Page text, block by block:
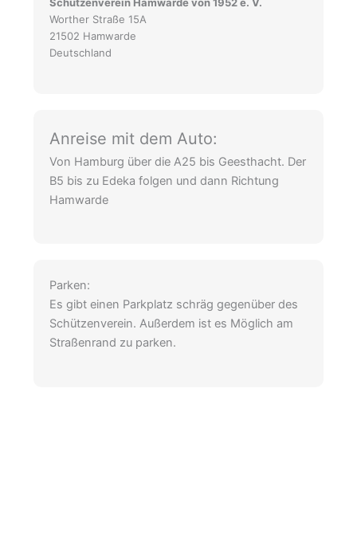
Worther Straße 15A
21502 Hamwarde
Deutschland
Anreise mit dem Auto:
Von Hamburg über die A25 bis Geesthacht. Der
B5 bis zu Edeka folgen und dann Richtung
Hamwarde
Parken:
Es gibt einen Parkplatz schräg gegenüber des
Schützenverein. Außerdem ist es Möglich am
Straßenrand zu parken.